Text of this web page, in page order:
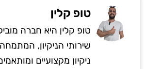
טופ קלין
טופ קלין היא חברה
שירותי הניקיון,
ניקיון מקצועיים